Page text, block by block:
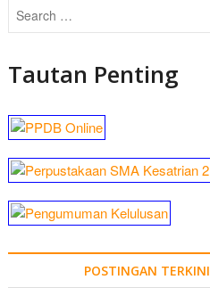
Tautan Penting
POSTINGAN TERKINI